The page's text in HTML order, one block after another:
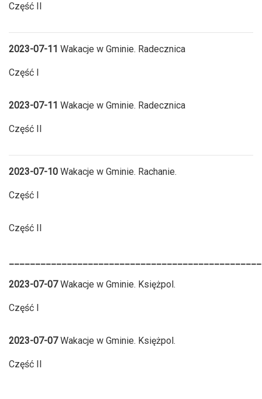
Część II
2023-07-11 Wakacje w Gminie. Radecznica
Część I
2023-07-11 Wakacje w Gminie. Radecznica
Część II
2023-07-10 Wakacje w Gminie. Rachanie.
Część I
Część II
2023-07-07Wakacje w Gminie. Księżpol.
Część I
2023-07-07Wakacje w Gminie. Księżpol.
Część II